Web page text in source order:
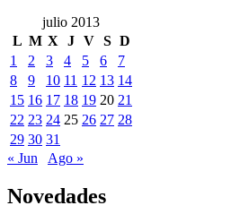
julio 2013
L M X J V S D
1
2 3 4 5 6
7
8
9 10 11 12 13 14
15 16 17 18 19 20 21
22 23 24 25 26 27 28
29 30 31
« Jun
Ago »
Novedades